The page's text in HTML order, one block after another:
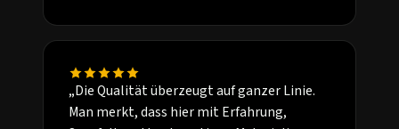
„Die Qualität überzeugt auf ganzer Linie.
Man merkt, dass hier mit Erfahrung,